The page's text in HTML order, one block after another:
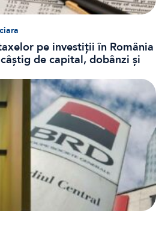
pe investiții în România
de capital, dobânzi și